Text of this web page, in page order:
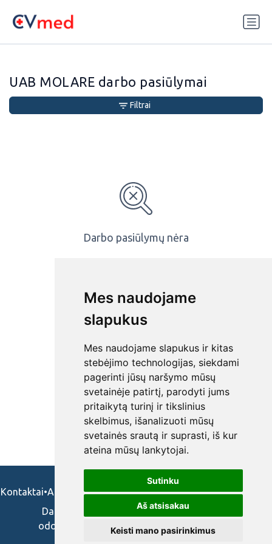
Mes naudojame
slapukus
Mes naudojame slapukus ir kitas
stebėjimo technologijas, siekdami
pagerinti jūsų naršymo mūsų
svetainėje patirtį, parodyti jums
pritaikytą turinį ir tikslinius
skelbimus, išanalizuoti mūsų
svetainės srautą ir suprasti, iš kur
ateina mūsų lankytojai.
Sutinku
Aš atsisakau
Keisti mano pasirinkimus
UAB MOLARE darbo pasiūlymai
Darbo pasiūlymų nėra
Filtrai
Kontaktai•Apie mus•Naudojimosi taisykės•Privatumo politika
Darbo skelbimai ir pasiūlymai: gydytojams,
odontologams, slaugytojams, veterinarams,